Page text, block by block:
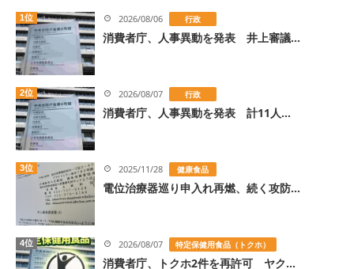
1位 2026/08/06 行政
消費者庁、人事異動を発表 井上審議...
2位 2026/08/07 行政
消費者庁、人事異動を発表 計11人...
3位 2025/11/28 健康食品
電位治療器巡り申入れ再燃、続く攻防...
4位 2026/08/07 特定保健用食品（トクホ）
消費者庁、トクホ2件を再許可 ヤク...